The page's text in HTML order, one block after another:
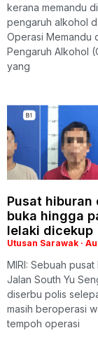
kerana memandu
pengaruh alkohol
Operasi Memandu
Pengaruh Alkohol
yang
Pusat hiburan
buka hingga
lelaki dicekup
Utusan Sarawak
MIRI: Sebuah
Jalan South Yu
diserbu polis
masih beroperasi
tempoh operasi